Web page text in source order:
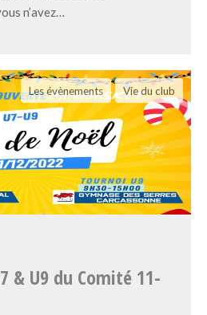
n’avez…
Les évènements Vie du club
& U9 du Comité 11-